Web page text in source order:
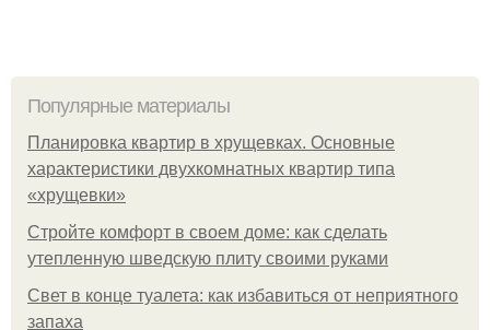
Популярные материалы
Планировка квартир в хрущевках. Основные
характеристики двухкомнатных квартир типа
«хрущевки»
Стройте комфорт в своем доме: как сделать
утепленную шведскую плиту своими руками
Свет в конце туалета: как избавиться от неприятного
запаха